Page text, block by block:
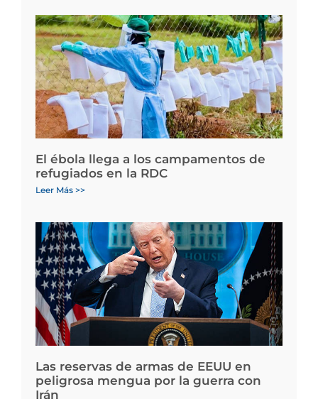
El ébola llega a los campamentos de
refugiados en la RDC
Leer Más >>
Las reservas de armas de EEUU en
peligrosa mengua por la guerra con
Irán